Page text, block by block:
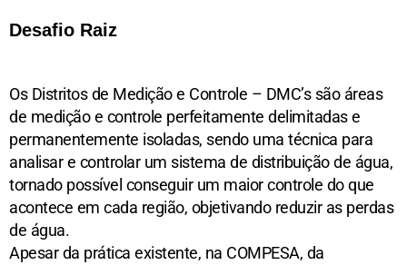
Desafio Raiz
Os Distritos de Medição e Controle – DMC’s são áreas
de medição e controle perfeitamente delimitadas e
permanentemente isoladas, sendo uma técnica para
analisar e controlar um sistema de distribuição de água,
tornado possível conseguir um maior controle do que
acontece em cada região, objetivando reduzir as perdas
de água.
Apesar da prática existente, na COMPESA, da